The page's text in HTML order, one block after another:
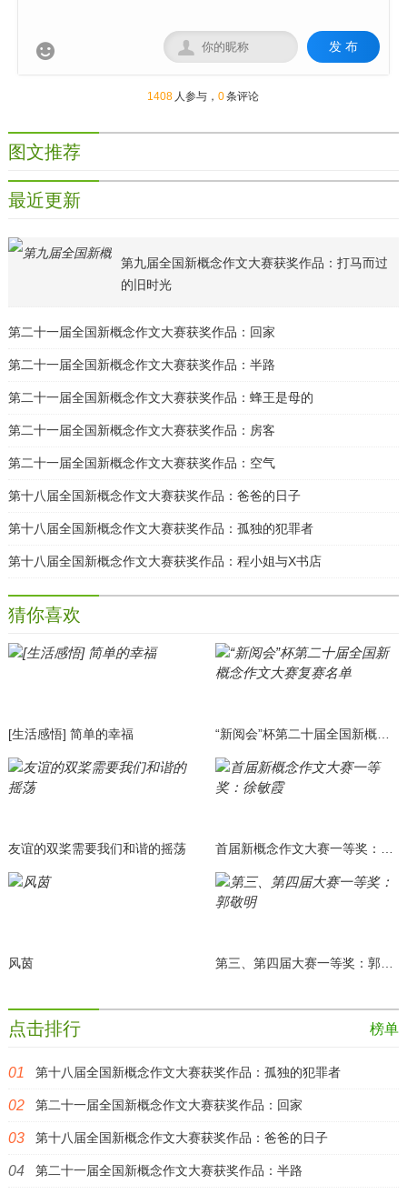
 发 布

1408 人参与，0条评论
图文推荐
最近更新
第九届全国新概念作文大赛获奖作品：打马而过
的旧时光
第二十一届全国新概念作文大赛获奖作品：回家
第二十一届全国新概念作文大赛获奖作品：半路
第二十一届全国新概念作文大赛获奖作品：蜂王是母的
第二十一届全国新概念作文大赛获奖作品：房客
第二十一届全国新概念作文大赛获奖作品：空气
第十八届全国新概念作文大赛获奖作品：爸爸的日子
第十八届全国新概念作文大赛获奖作品：孤独的犯罪者
第十八届全国新概念作文大赛获奖作品：程小姐与X书店
猜你喜欢
[生活感悟] 简单的幸福 “新阅会”杯第二十届全国新概念作文大赛复赛名单
友谊的双桨需要我们和谐的摇荡
风茵
榜单
点击排行
第十八届全国新概念作文大赛获奖作品：孤独的犯罪者
第二十一届全国新概念作文大赛获奖作品：回家
第十八届全国新概念作文大赛获奖作品：爸爸的日子
第二十一届全国新概念作文大赛获奖作品：半路